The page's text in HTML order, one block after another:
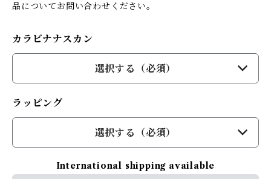
品についてお問い合わせください。
カラビナナスカン
選択する（必須）
ラッピング
選択する（必須）
International shipping available